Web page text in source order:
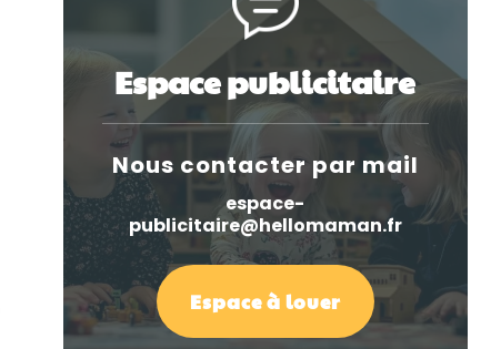
Espace publicitaire
Nous contacter par mail
espace-
publicitaire@hellomaman.fr
Espace à louer